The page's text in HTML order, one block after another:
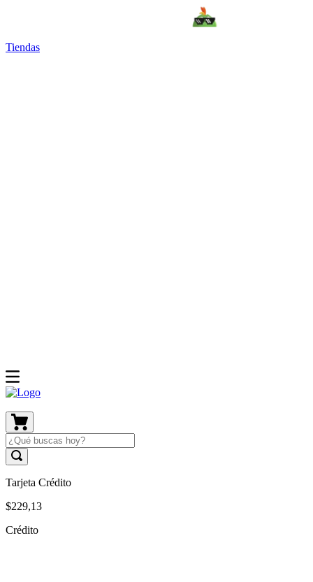
Tiendas
Tarjeta Crédito
$229,13
Crédito